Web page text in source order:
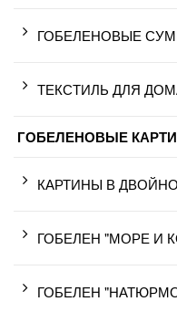
ГОБЕЛЕНОВЫЕ
ТЕКСТИЛЬ ДЛЯ
ГОБЕЛЕНОВЫЕ
КАРТИНЫ В
ГОБЕЛЕН "МОРЕ И
ГОБЕЛЕН